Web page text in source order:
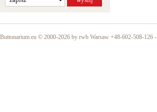
Buttonarium.eu © 2000-2026 by rwb Warsaw +48-602-508-126 -